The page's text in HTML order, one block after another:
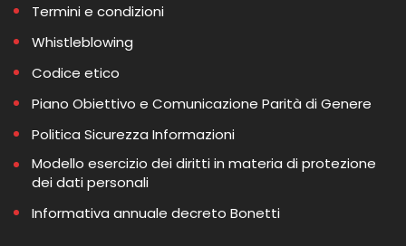
Termini e condizioni
Whistleblowing
Codice etico
Piano Obiettivo e Comunicazione Parità di Genere
Politica Sicurezza Informazioni
Modello esercizio dei diritti in materia di protezione
dei dati personali
Informativa annuale decreto Bonetti